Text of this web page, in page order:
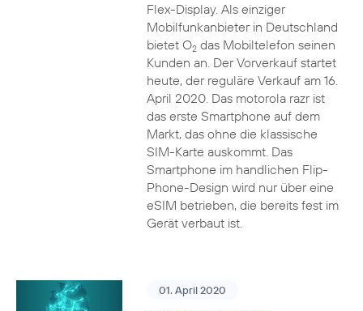
Flex-Display. Als einziger
Mobilfunkanbieter in Deutschland
bietet O2das Mobiltelefon seinen
Kunden an. Der Vorverkauf startet
heute, der reguläre Verkauf am 16.
April 2020. Das motorola razr ist
das erste Smartphone auf dem
Markt, das ohne die klassische
SIM-Karte auskommt. Das
Smartphone im handlichen Flip-
Phone-Design wird nur über eine
eSIM betrieben, die bereits fest im
Gerät verbaut ist.
01. April 2020